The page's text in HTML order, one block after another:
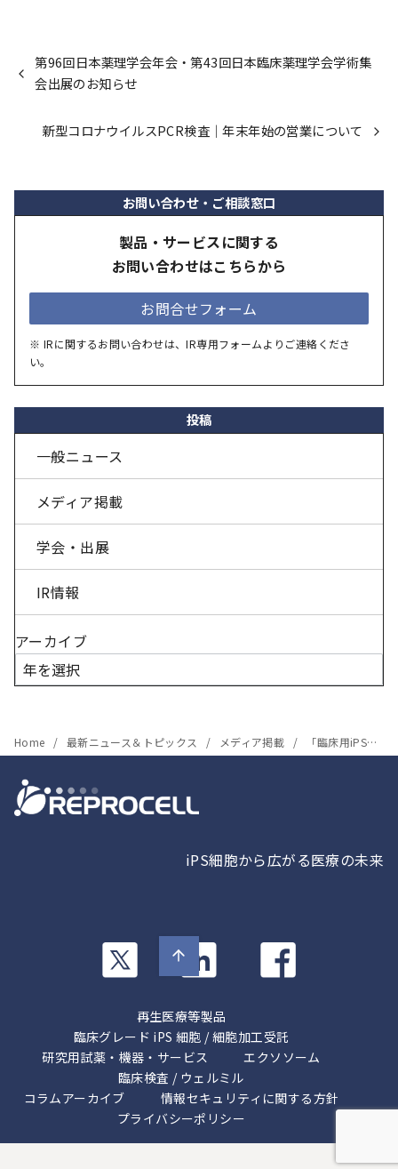
第96回日本薬理学会年会・第43回日本臨床薬理学会学術集
会出展のお知らせ
新型コロナウイルスPCR検査｜年末年始の営業について
お問い合わせ・ご相談窓口
製品・サービスに関する
お問い合わせはこちらから
お問合せフォーム
※ IRに関するお問い合わせは、IR専用フォームよりご連絡くださ
い。
投稿
一般ニュース
メディア掲載
学会・出展
IR情報
アーカイブ
Home 最新ニュース＆トピックス メディア掲載 「臨床用iPS細胞」の記事が日経産業新聞（ライフ面）に掲載されました
iPS細胞から広がる医療の未来
カ
リ
ン
ク
ム
ン
ク
再生医療等製品
臨床グレード iPS 細胞 / 細胞加工受託
研究用試薬・機器・サービス
エクソソーム
臨床検査 / ウェルミル
コラムアーカイブ
情報セキュリティに関する方針
プライバシーポリシー